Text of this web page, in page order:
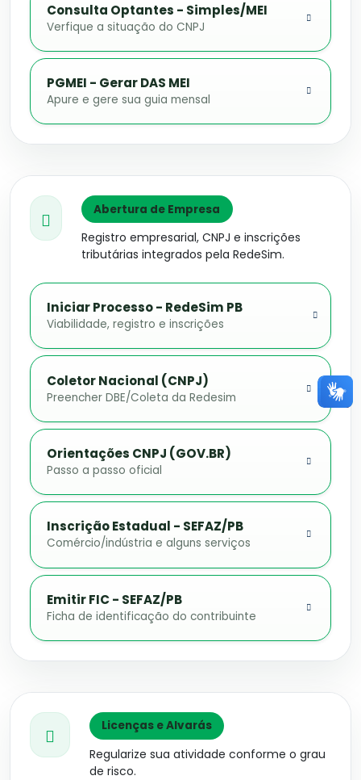
Consulta Optantes - Simples/MEI
Verfique a situação do CNPJ
PGMEI - Gerar DAS MEI
Apure e gere sua guia mensal
Abertura de Empresa
Registro empresarial, CNPJ e inscrições
tributárias integrados pela RedeSim.
Iniciar Processo - RedeSim PB
Viabilidade, registro e inscrições
Coletor Nacional (CNPJ)
Preencher DBE/Coleta da Redesim
Orientações CNPJ (GOV.BR)
Passo a passo oficial
Inscrição Estadual - SEFAZ/PB
Comércio/indústria e alguns serviços
Emitir FIC - SEFAZ/PB
Ficha de identificação do contribuinte
Licenças e Alvarás
Regularize sua atividade conforme o grau
de risco.